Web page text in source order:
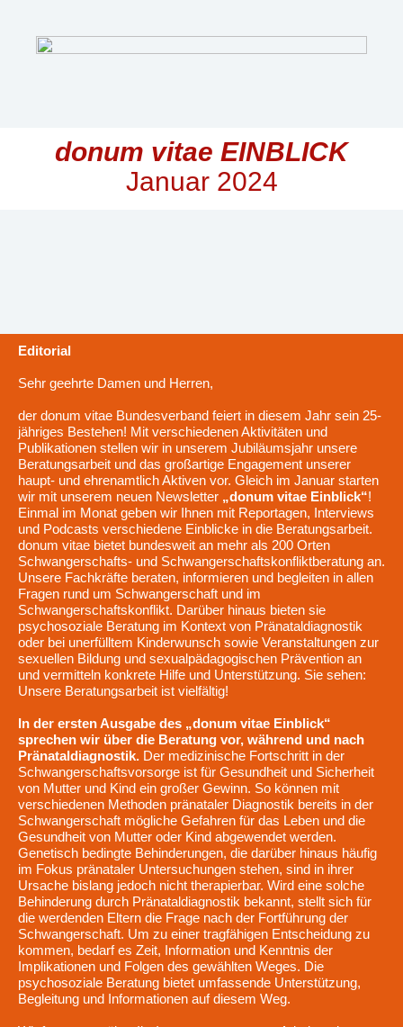
donum vitae EINBLICK
Januar 2024
Editorial
Sehr geehrte Damen und Herren,
der donum vitae Bundesverband feiert in diesem Jahr sein 25-
jähriges Bestehen! Mit verschiedenen Aktivitäten und
Publikationen stellen wir in unserem Jubiläumsjahr unsere
Beratungsarbeit und das großartige Engagement unserer
haupt- und ehrenamtlich Aktiven vor. Gleich im Januar starten
wir mit unserem neuen Newsletter „donum vitae Einblick“!
Einmal im Monat geben wir Ihnen mit Reportagen, Interviews
und Podcasts verschiedene Einblicke in die Beratungsarbeit.
donum vitae bietet bundesweit an mehr als 200 Orten
Schwangerschafts- und Schwangerschaftskonfliktberatung an.
Unsere Fachkräfte beraten, informieren und begleiten in allen
Fragen rund um Schwangerschaft und im
Schwangerschaftskonflikt. Darüber hinaus bieten sie
psychosoziale Beratung im Kontext von Pränataldiagnostik
oder bei unerfülltem Kinderwunsch sowie Veranstaltungen zur
sexuellen Bildung und sexualpädagogischen Prävention an
und vermitteln konkrete Hilfe und Unterstützung. Sie sehen:
Unsere Beratungsarbeit ist vielfältig!
In der ersten Ausgabe des „donum vitae Einblick“
sprechen wir über die Beratung vor, während und nach
Pränataldiagnostik. Der medizinische Fortschritt in der
Schwangerschaftsvorsorge ist für Gesundheit und Sicherheit
von Mutter und Kind ein großer Gewinn. So können mit
verschiedenen Methoden pränataler Diagnostik bereits in der
Schwangerschaft mögliche Gefahren für das Leben und die
Gesundheit von Mutter oder Kind abgewendet werden.
Genetisch bedingte Behinderungen, die darüber hinaus häufig
im Fokus pränataler Untersuchungen stehen, sind in ihrer
Ursache bislang jedoch nicht therapierbar. Wird eine solche
Behinderung durch Pränataldiagnostik bekannt, stellt sich für
die werdenden Eltern die Frage nach der Fortführung der
Schwangerschaft. Um zu einer tragfähigen Entscheidung zu
kommen, bedarf es Zeit, Information und Kenntnis der
Implikationen und Folgen des gewählten Weges. Die
psychosoziale Beratung bietet umfassende Unterstützung,
Begleitung und Informationen auf diesem Weg.